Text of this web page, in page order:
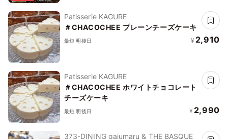
Patisserie KAGURE
＃CHACOCHEE プレーンチーズケーキ
最短 明後日 ¥ 2,910
Patisserie KAGURE
＃CHACOCHEE ホワイトチョコレート
チーズケーキ
最短 明後日 ¥ 2,990
373-DINING gajumaru & THE BASQUE